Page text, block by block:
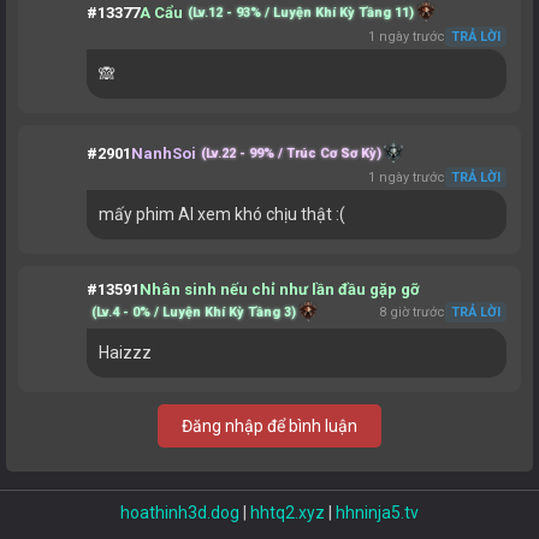
#13377A Cẩu (Lv.12 - 93% / Luyện Khí Kỳ Tầng 11)
1 ngày trước TRẢ LỜI
🙈
#2901 NanhSoi (Lv.22 - 99% / Trúc Cơ Sơ Kỳ)
1 ngày trước TRẢ LỜI
mấy phim AI xem khó chịu thật :(
#13591 Nhân sinh nếu chỉ như lần đầu gặp gỡ
(Lv.4 - 0% / Luyện Khí Kỳ Tầng 3) 8 giờ trước TRẢ LỜI
Haizzz
Đăng nhập để bình luận
hoathinh3d.dog hhtq2.xyz hhninja5.tv